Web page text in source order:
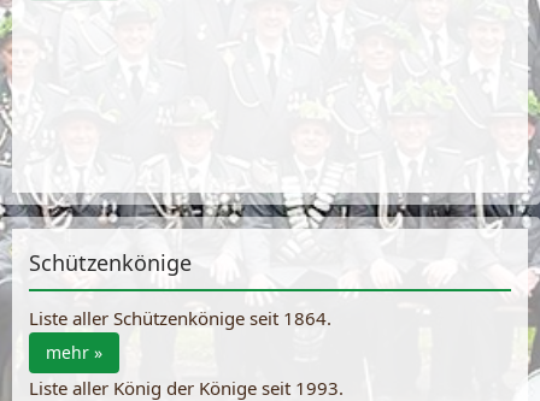
Schützenkönige
Liste aller Schützenkönige seit 1864.
mehr »
Liste aller König der Könige seit 1993.